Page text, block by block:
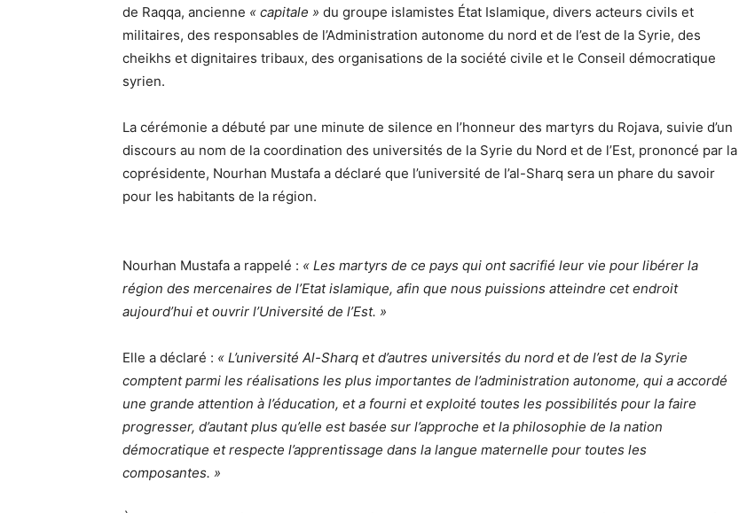
de Raqqa, ancienne « capitale » du groupe islamistes État Islamique, divers acteurs civils et
militaires, des responsables de l’Administration autonome du nord et de l’est de la Syrie, des
cheikhs et dignitaires tribaux, des organisations de la société civile et le Conseil démocratique
syrien.
La cérémonie a débuté par une minute de silence en l’honneur des martyrs du Rojava, suivie d’un
discours au nom de la coordination des universités de la Syrie du Nord et de l’Est, prononcé par la
coprésidente, Nourhan Mustafa a déclaré que l’université de l’al-Sharq sera un phare du savoir
pour les habitants de la région.
Nourhan Mustafa a rappelé : « Les martyrs de ce pays qui ont sacrifié leur vie pour libérer la
région des mercenaires de l’Etat islamique, afin que nous puissions atteindre cet endroit
aujourd’hui et ouvrir l’Université de l’Est. »
Elle a déclaré : « L’université Al-Sharq et d’autres universités du nord et de l’est de la Syrie
comptent parmi les réalisations les plus importantes de l’administration autonome, qui a accordé
une grande attention à l’éducation, et a fourni et exploité toutes les possibilités pour la faire
progresser, d’autant plus qu’elle est basée sur l’approche et la philosophie de la nation
démocratique et respecte l’apprentissage dans la langue maternelle pour toutes les
composantes. »